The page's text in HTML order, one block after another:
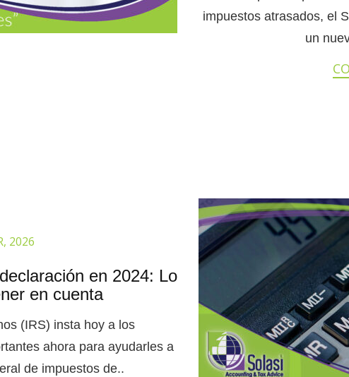
impuestos atrasados, el
un
2026
en 2024: Lo
en cuenta
(IRS) insta hoy a los
ahora para ayudarles a
de impuestos de..